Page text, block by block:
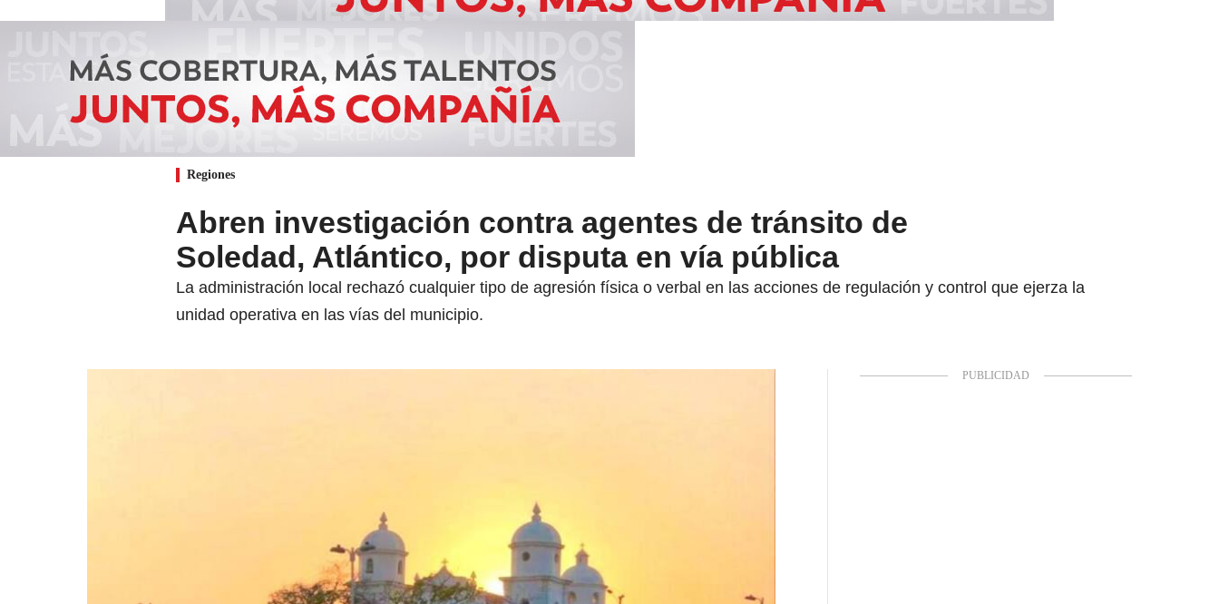
Regiones
Abren investigación contra agentes de tránsito de
Soledad, Atlántico, por disputa en vía pública
La administración local rechazó cualquier tipo de agresión física o verbal en las acciones de regulación y control que ejerza la
unidad operativa en las vías del municipio.